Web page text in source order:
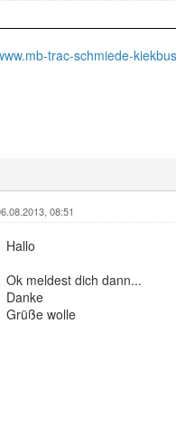
trac-schmiede-
08:51
Hallo
Ok meldest dich dann...
Danke
Grüße wolle